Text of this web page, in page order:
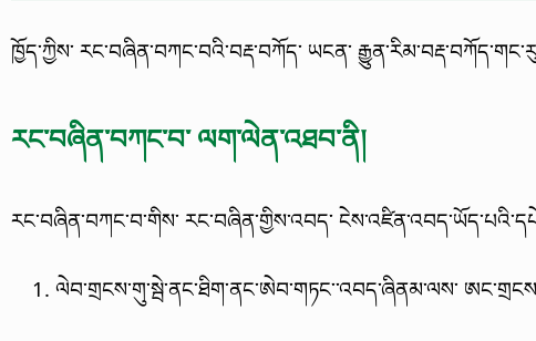
ཁྱོད་ཀྱིས་ རང་བཞིན་བཀང་བའི་བརྡ་བཀོད་ ཡངན་
རང་བཞིན་བཀང་བ་ ལག་ལེན་འཐབ་ནི།
རང་བཞིན་བཀང་བ་གིས་ རང་བཞིན་གྱིས་འབད་
ལེབ་གྲངས་གུ་སྦེ་ནང་ཐིག་ནང་ཨེབ་གཏང་་འབད་ཞིནམ་ལས་